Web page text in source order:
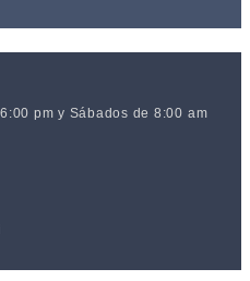
pm y Sábados de 8:00 am